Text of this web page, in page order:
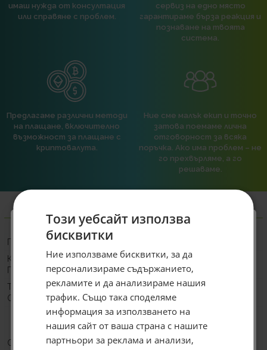
имаш нужда от консултация
или справяне с проблем.
сервиз на едно място
гарантираме бърза реакция и
познаване на твоята
система.
Предлагаме различни методи
на плащане, включително
възможност за плащане с
криптовалута.
Ние сме малък екип и точно
затова поемаме лична
отговорност за всяка
поръчка. Ако има проблем – не
го прехвърляме, а го
решаваме.
Информация
ПРОИЗВОДИТЕЛ
be quiet!
КОД НА
ПРОИЗВОДИТЕЛЯ
ТИП НА
ОХЛАЖДАНЕТО
СЪВМЕСТИМОСТ -
LGA 1851
LGA 1700
LGA 1200
Този уебсайт използва
бисквитки
Ние използваме бисквитки, за да
персонализираме съдържанието,
рекламите и да анализираме нашия
трафик. Също така споделяме
информация за използването на
нашия сайт от ваша страна с нашите
партньори за реклама и анализи,
Специален подарък за
теб!
Абонирай се за ексклузивни седмични оферти и
специални предложения само за теб като
въведеш само email адрес и получи отстъпка от
първата ти поръчка.
Email